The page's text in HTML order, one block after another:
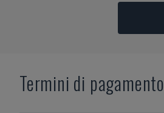
Termini di pagamento